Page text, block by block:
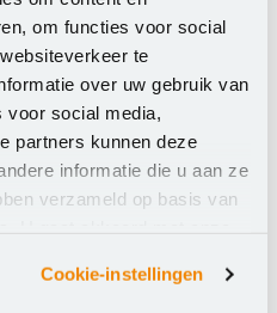
om functies voor social
te
over uw gebruik van
voor social media,
partners kunnen deze
informatie die u aan ze
verzameld op basis van
Cookie-instellingen
YourSafetynet IBP op
technische en
de nieuwe normenkaders